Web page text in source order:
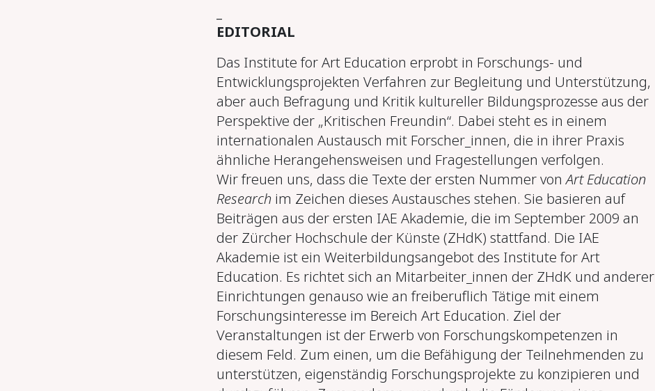
EDITORIAL
Das Institute for Art Education erprobt in Forschungs- und
Entwicklungsprojekten Verfahren zur Begleitung und Unterstützung,
aber auch Befragung und Kritik kultureller Bildungsprozesse aus der
Perspektive der „Kritischen Freundin“. Dabei steht es in einem
internationalen Austausch mit Forscher_innen, die in ihrer Praxis
ähnliche Herangehensweisen und Fragestellungen verfolgen.
Wir freuen uns, dass die Texte der ersten Nummer vonArt Education
Researchim Zeichen dieses Austausches stehen. Sie basieren auf
Beiträgen aus der ersten IAE Akademie, die im September 2009 an
der Zürcher Hochschule der Künste (ZHdK) stattfand. Die IAE
Akademie ist ein Weiterbildungsangebot des Institute for Art
Education. Es richtet sich an Mitarbeiter_innen der ZHdK und anderer
Einrichtungen genauso wie an freiberuflich Tätige mit einem
Forschungsinteresse im Bereich Art Education. Ziel der
Veranstaltungen ist der Erwerb von Forschungskompetenzen in
diesem Feld. Zum einen, um die Befähigung der Teilnehmenden zu
unterstützen, eigenständig Forschungsprojekte zu konzipieren und